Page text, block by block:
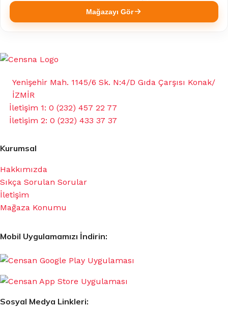
Mağazayı Gör
Yenişehir Mah. 1145/6 Sk. N:4/D Gıda Çarşısı Konak/
İZMİR
İletişim 1: 0 (232) 457 22 77
İletişim 2: 0 (232) 433 37 37
Kurumsal
Hakkımızda
Sıkça Sorulan Sorular
İletişim
Mağaza Konumu
Mobil Uygulamamızı İndirin:
Sosyal Medya Linkleri: